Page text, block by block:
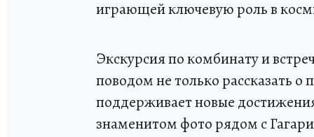
играющей ключевую роль в
Экскурсия по комбинату и
поводом не только рассказать
поддерживает новые
знаменитом фото рядом с